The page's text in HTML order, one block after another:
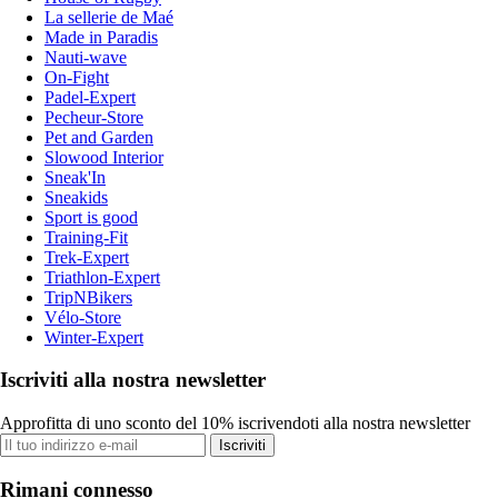
La sellerie de Maé
Made in Paradis
Nauti-wave
On-Fight
Padel-Expert
Pecheur-Store
Pet and Garden
Slowood Interior
Sneak'In
Sneakids
Sport is good
Training-Fit
Trek-Expert
Triathlon-Expert
TripNBikers
Vélo-Store
Winter-Expert
Iscriviti alla nostra newsletter
Approfitta di uno sconto del 10% iscrivendoti alla nostra newsletter
Iscriviti
Rimani connesso